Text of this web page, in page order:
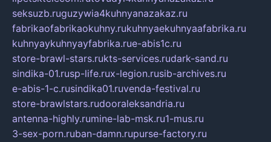
seksuzb.ruguzywia4kuhnyanazakaz.ru
fabrikaofabrikaokuhny.rukuhnyaekuhnyaafabrika.ru
kuhnyaykuhnyayfabrika.rue-abis1c.ru
store-brawl-stars.rukts-services.rudark-sand.ru
sindika-01.rusp-life.rux-legion.rusib-archives.ru
e-abis-1-c.rusindika01.ruvenda-festival.ru
store-brawlstars.rudooraleksandria.ru
antenna-highly.rumine-lab-msk.ru1-mus.ru
3-sex-porn.ruban-damn.rupurse-factory.ru